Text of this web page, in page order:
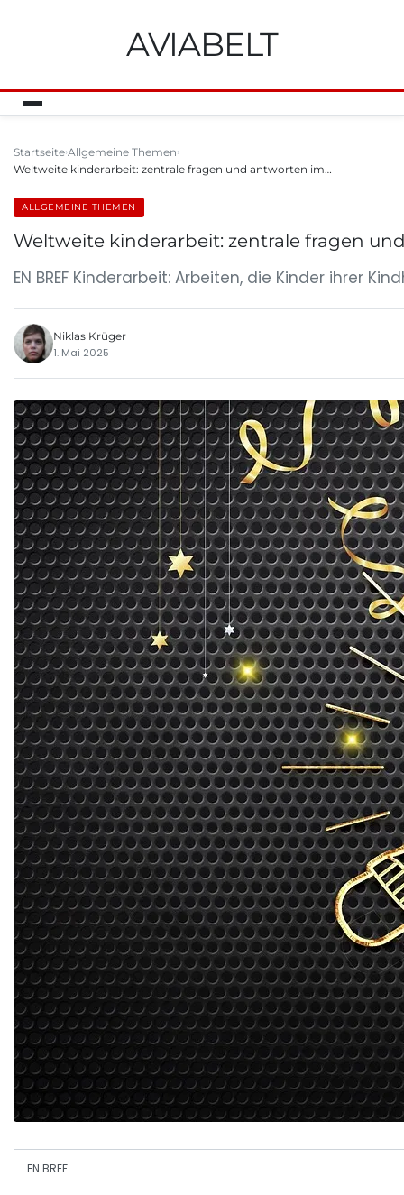
AVIABELT
Startseite Allgemeine Themen
Weltweite kinderarbeit: zentrale fragen und antworten im…
ALLGEMEINE THEMEN
Weltweite kinderarbeit: zentrale fragen
EN BREF Kinderarbeit: Arbeiten, die Kinder ihrer
Niklas Krüger
1. Mai 2025
EN BREF